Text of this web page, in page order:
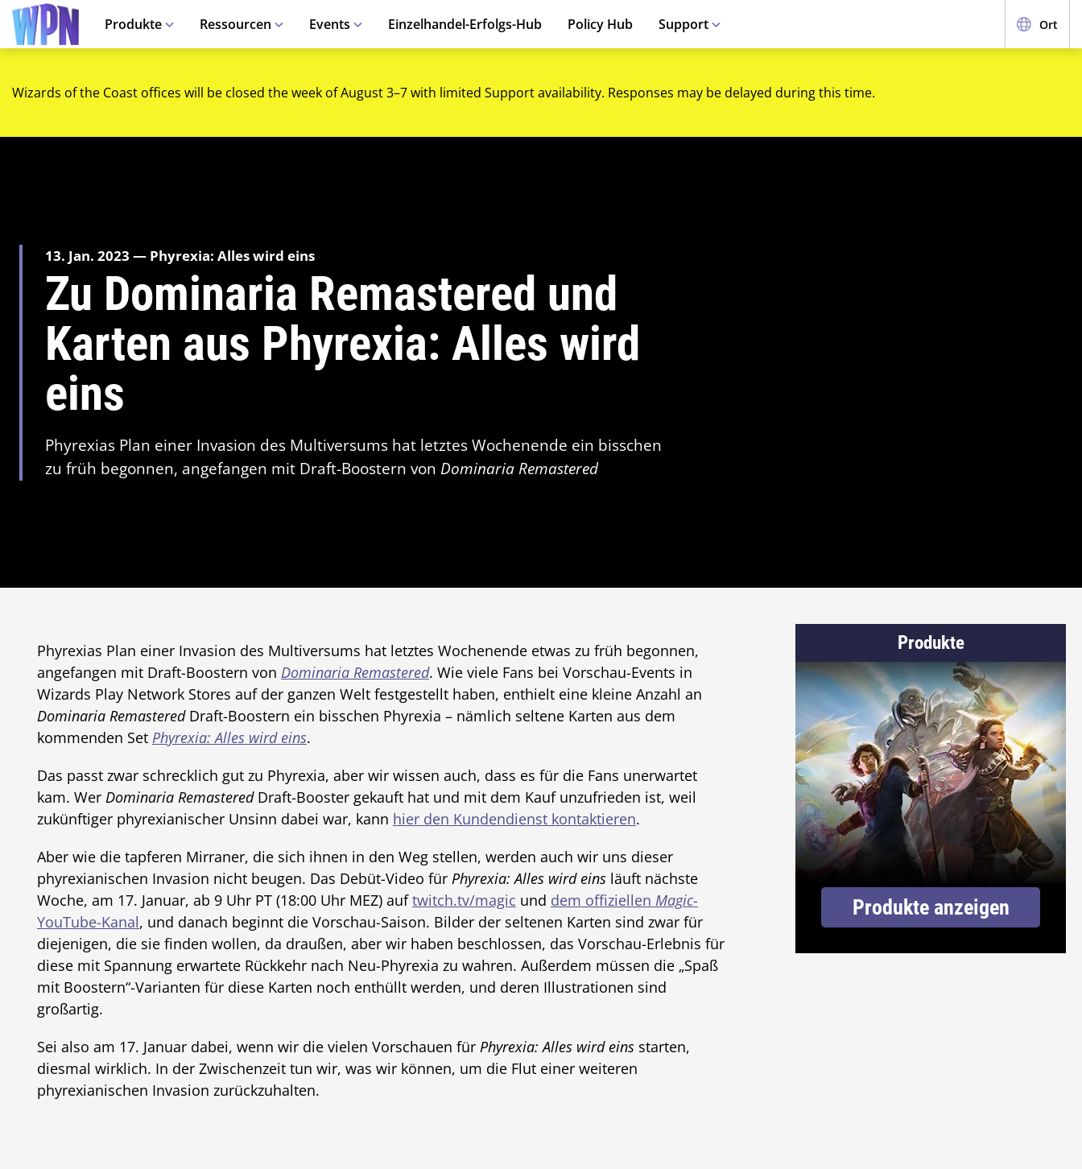
Produkte Ressourcen Events Einzelhandel-Erfolgs-Hub Policy Hub Support Ort
Wizards of the Coast offices will be closed the week of August 3–7 with limited Support availability. Responses may be delayed during this time.
13. Jan. 2023 — Phyrexia: Alles wird eins
Zu Dominaria Remastered und
Karten aus Phyrexia: Alles wird
eins
Phyrexias Plan einer Invasion des Multiversums hat letztes Wochenende ein bisschen
zu früh begonnen, angefangen mit Draft-Boostern von Dominaria Remastered
Phyrexias Plan einer Invasion des Multiversums hat letztes Wochenende etwas zu früh begonnen,
angefangen mit Draft-Boostern von Dominaria Remastered. Wie viele Fans bei Vorschau-Events in
Wizards Play Network Stores auf der ganzen Welt festgestellt haben, enthielt eine kleine Anzahl an
Dominaria RemasteredDraft-Boostern ein bisschen Phyrexia – nämlich seltene Karten aus dem
kommenden Set Phyrexia: Alles wird eins.
Das passt zwar schrecklich gut zu Phyrexia, aber wir wissen auch, dass es für die Fans unerwartet
kam. Wer Dominaria RemasteredDraft-Booster gekauft hat und mit dem Kauf unzufrieden ist, weil
zukünftiger phyrexianischer Unsinn dabei war, kann hier den Kundendienst kontaktieren.
Aber wie die tapferen Mirraner, die sich ihnen in den Weg stellen, werden auch wir uns dieser
phyrexianischen Invasion nicht beugen. Das Debüt-Video für Phyrexia: Alles wird einsläuft nächste
Woche, am 17. Januar, ab 9 Uhr PT (18:00 Uhr MEZ) auftwitch.tv/magic und dem offiziellen Magic-
YouTube-Kanal, und danach beginnt die Vorschau-Saison. Bilder der seltenen Karten sind zwar für
diejenigen, die sie finden wollen, da draußen, aber wir haben beschlossen, das Vorschau-Erlebnis für
diese mit Spannung erwartete Rückkehr nach Neu-Phyrexia zu wahren. Außerdem müssen die „Spaß
mit Boostern“-Varianten für diese Karten noch enthüllt werden, und deren Illustrationen sind
großartig.
Sei also am 17. Januar dabei, wenn wir die vielen Vorschauen für Phyrexia: Alles wird einsstarten,
diesmal wirklich. In der Zwischenzeit tun wir, was wir können, um die Flut einer weiteren
phyrexianischen Invasion zurückzuhalten.
Produkte
Produkte anzeigen